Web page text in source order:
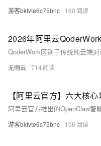
游客bkfvte6c75bnc 160
无雨云 714
游客bkfvte6c75bnc 106